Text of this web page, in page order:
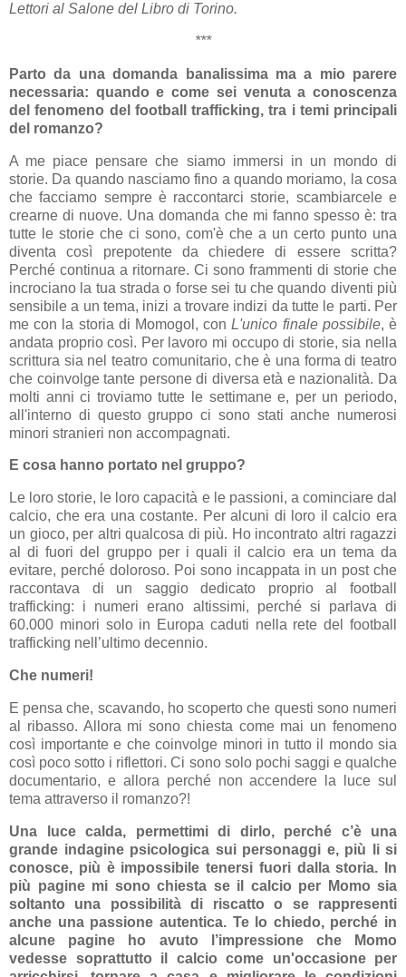
Lettori al Salone del Libro di Torino.
***
Parto da una domanda banalissima ma a mio parere
necessaria: quando e come sei venuta a conoscenza
del fenomeno del football trafficking, tra i temi principali
del romanzo?
A me piace pensare che siamo immersi in un mondo di
storie. Da quando nasciamo fino a quando moriamo, la cosa
che facciamo sempre è raccontarci storie, scambiarcele e
crearne di nuove. Una domanda che mi fanno spesso è: tra
tutte le storie che ci sono, com'è che a un certo punto una
diventa così prepotente da chiedere di essere scritta?
Perché continua a ritornare. Ci sono frammenti di storie che
incrociano la tua strada o forse sei tu che quando diventi più
sensibile a un tema, inizi a trovare indizi da tutte le parti. Per
me con la storia di Momogol, conL'unico finale possibile, è
andata proprio così. Per lavoro mi occupo di storie, sia nella
scrittura sia nel teatro comunitario, che è una forma di teatro
che coinvolge tante persone di diversa età e nazionalità. Da
molti anni ci troviamo tutte le settimane e, per un periodo,
all'interno di questo gruppo ci sono stati anche numerosi
minori stranieri non accompagnati.
E cosa hanno portato nel gruppo?
Le loro storie, le loro capacità e le passioni, a cominciare dal
calcio, che era una costante. Per alcuni di loro il calcio era
un gioco, per altri qualcosa di più. Ho incontrato altri ragazzi
al di fuori del gruppo per i quali il calcio era un tema da
evitare, perché doloroso. Poi sono incappata in un post che
raccontava di un saggio dedicato proprio al football
trafficking: i numeri erano altissimi, perché si parlava di
60.000 minori solo in Europa caduti nella rete del football
trafficking nell’ultimo decennio.
Che numeri!
E pensa che, scavando, ho scoperto che questi sono numeri
al ribasso. Allora mi sono chiesta come mai un fenomeno
così importante e che coinvolge minori in tutto il mondo sia
così poco sotto i riflettori. Ci sono solo pochi saggi e qualche
documentario, e allora perché non accendere la luce sul
tema attraverso il romanzo?!
Una luce calda, permettimi di dirlo, perché c’è una
grande indagine psicologica sui personaggi e, più li si
conosce, più è impossibile tenersi fuori dalla storia. In
più pagine mi sono chiesta se il calcio per Momo sia
soltanto una possibilità di riscatto o se rappresenti
anche una passione autentica. Te lo chiedo, perché in
alcune pagine ho avuto l’impressione che Momo
vedesse soprattutto il calcio come un'occasione per